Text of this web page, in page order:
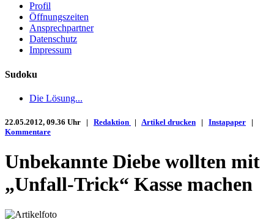
Profil
Öffnungszeiten
Ansprechpartner
Datenschutz
Impressum
Sudoku
Die Lösung...
22.05.2012, 09.36 Uhr | Redaktion | Artikel drucken | Instapaper |
Kommentare
Unbekannte Diebe wollten mit
„Unfall-Trick“ Kasse machen